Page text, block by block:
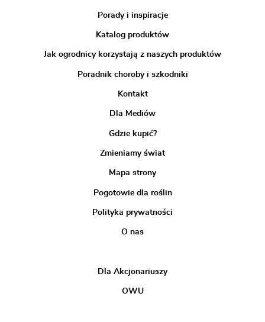
Porady i inspiracje
Katalog produktów
Jak ogrodnicy korzystają z naszych produktów
Poradnik choroby i szkodniki
Kontakt
Dla Mediów
Gdzie kupić?
Zmieniamy świat
Mapa strony
Pogotowie dla roślin
Polityka prywatności
O nas
Dla Akcjonariuszy
OWU